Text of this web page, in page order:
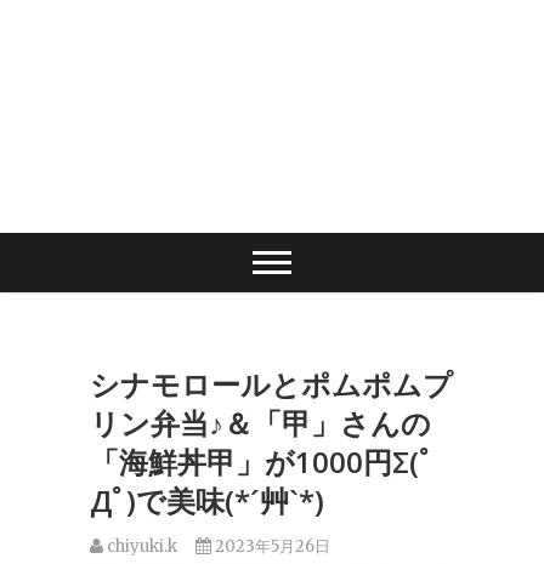
シナモロールとポムポムプ
リン弁当♪＆「甲」さんの
「海鮮丼甲」が1000円Σ(ﾟ
Дﾟ)で美味(*´艸`*)
chiyuki.k 2023年5月26日